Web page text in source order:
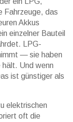
Fahrzeuge, das
Akkus
einzelner Bauteil
LPG-
— sie haben
hält. Und wenn
ist günstiger als
elektrischen
oft die